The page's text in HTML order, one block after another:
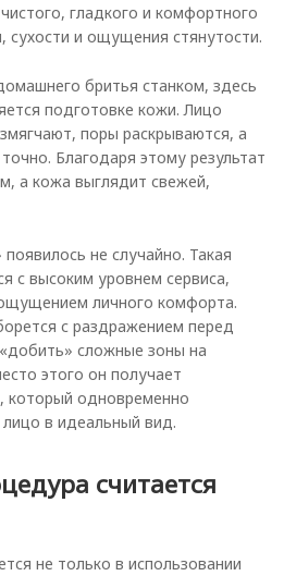
гладкого и комфортного
сухости и ощущения стянутости.
бритья станком, здесь
подготовке кожи. Лицо
поры раскрываются, а
Благодаря этому результат
а кожа выглядит свежей,
не случайно. Такая
с высоким уровнем сервиса,
личного комфорта.
с раздражением перед
сложные зоны на
этого он получает
который одновременно
в идеальный вид.
считается
не только в использовании